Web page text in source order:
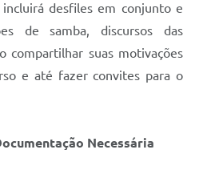
incluirá desfiles em conjunto e
de samba, discursos das
compartilhar suas motivações
e até fazer convites para o
Necessária